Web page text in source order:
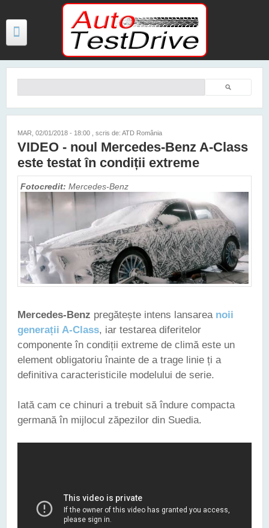
Mergi la conţinutul principal
TESTE
FOTO
PREȚURI MODELE NOI
MAȘINI ELECTRICE ȘI HIBRID
CONTACT
Căutare
MAR, 02/01/2018 - 18:00 , scris de: ATD România
VIDEO - noul Mercedes-Benz A-Class
este testat în condiții extreme
Fotocredit: Mercedes-Benz
Mercedes-Benz pregătește intens lansarea noii
generații A-Class, iar testarea diferitelor
componente în condiții extreme de climă este un
element obligatoriu înainte de a trage linie ți a
definitiva caracteristicile modelului de serie.
Iată cam ce chinuri a trebuit să îndure compacta
germană în mijlocul zăpezilor din Suedia.